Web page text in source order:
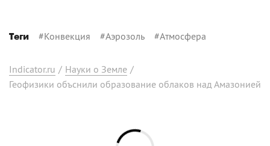
Теги #Конвекция #Аэрозоль #Атмосфера
Indicator.ru / Науки о Земле /
Геофизики объснили образование облаков над Амазонией